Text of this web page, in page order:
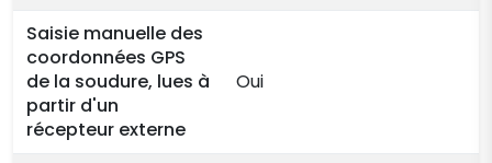
Saisie manuelle des
coordonnées GPS
de la soudure, lues à
partir d'un
récepteur externe
Oui